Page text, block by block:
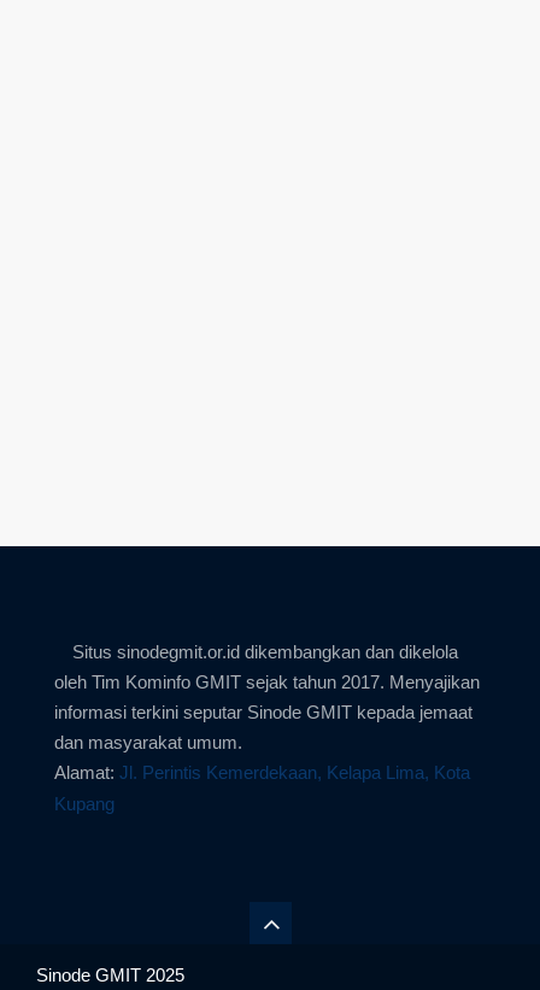
Situs sinodegmit.or.id dikembangkan dan dikelola
oleh Tim Kominfo GMIT sejak tahun 2017. Menyajikan
informasi terkini seputar Sinode GMIT kepada jemaat
dan masyarakat umum.
Alamat: Jl. Perintis Kemerdekaan, Kelapa Lima, Kota
Kupang
Sinode GMIT 2025